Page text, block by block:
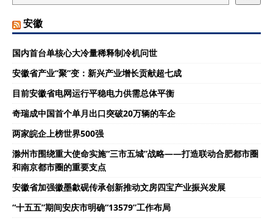
安徽
国内首台单核心大冷量稀释制冷机问世
安徽省产业“聚”变：新兴产业增长贡献超七成
目前安徽省电网运行平稳电力供需总体平衡
奇瑞成中国首个单月出口突破20万辆的车企
两家皖企上榜世界500强
滁州市围绕重大使命实施“三市五城”战略——打造联动合肥都市圈
和南京都市圈的重要支点
安徽省加强徽墨歙砚传承创新推动文房四宝产业振兴发展
“十五五”期间安庆市明确“13579”工作布局